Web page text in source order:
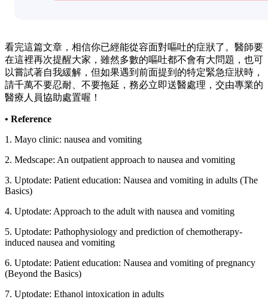
看完這篇文章，相信你已經能從容面對嘔吐的症狀了。醫師要
在這裡再次提醒大家，雖然多數的嘔吐都不會有大問題，也可
以嘗試著自我緩解，但如果遇到前面提到的特定緊急症狀時，
請千萬不要忍耐、不要拖延，務必立即送醫處理，交由專業的
醫療人員協助處置喔！
• Reference
1. Mayo clinic: nausea and vomiting
2. Medscape: An outpatient approach to nausea and vomiting
3. Uptodate: Patient education: Nausea and vomiting in adults (The
Basics)
4. Uptodate: Approach to the adult with nausea and vomiting
5. Uptodate: Pathophysiology and prediction of chemotherapy-
induced nausea and vomiting
6. Uptodate: Patient education: Nausea and vomiting of pregnancy
(Beyond the Basics)
7. Uptodate: Ethanol intoxication in adults